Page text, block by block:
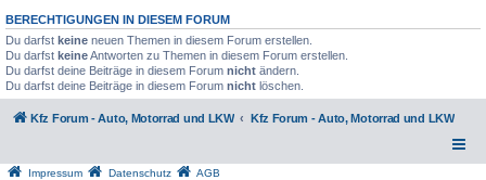
BERECHTIGUNGEN IN DIESEM FORUM
Du darfst keine neuen Themen in diesem Forum erstellen.
Du darfst keineAntworten zu Themen in diesem Forum erstellen.
Du darfst deine Beiträge in diesem Forum nicht ändern.
Du darfst deine Beiträge in diesem Forum nicht löschen.
Kfz Forum - Auto, Motorrad und LKW Kfz Forum - Auto, Motorrad und LKW
Impressum Datenschutz
AGB